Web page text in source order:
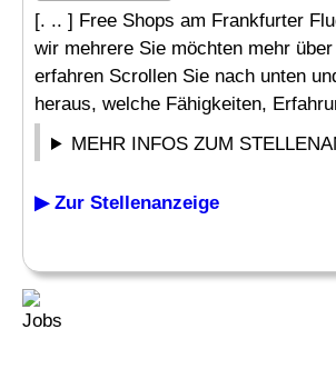
[. .. ] Free Shops am Frankfurter
wir mehrere Sie möchten mehr
erfahren Scrollen Sie nach unten
heraus, welche Fähigkeiten,
MEHR INFOS ZUM
▶ Zur Stellenanzeige